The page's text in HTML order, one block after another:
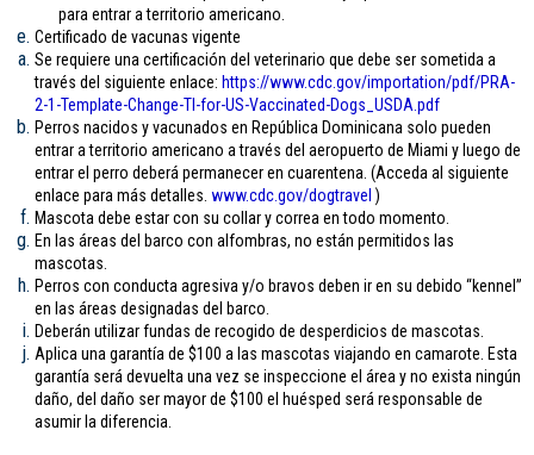
para entrar a territorio americano.
Certificado de vacunas vigente
Se requiere una certificación del veterinario que debe ser sometida a
través del siguiente enlace: https://www.cdc.gov/importation/pdf/PRA-
2-1-Template-Change-TI-for-US-Vaccinated-Dogs_USDA.pdf
Perros nacidos y vacunados en República Dominicana solo pueden
entrar a territorio americano a través del aeropuerto de Miami y luego de
entrar el perro deberá permanecer en cuarentena. (Acceda al siguiente
enlace para más detalles. www.cdc.gov/dogtravel )
Mascota debe estar con su collar y correa en todo momento.
En las áreas del barco con alfombras, no están permitidos las
mascotas.
Perros con conducta agresiva y/o bravos deben ir en su debido “kennel”
en las áreas designadas del barco.
Deberán utilizar fundas de recogido de desperdicios de mascotas.
Aplica una garantía de $100 a las mascotas viajando en camarote. Esta
garantía será devuelta una vez se inspeccione el área y no exista ningún
daño, del daño ser mayor de $100 el huésped será responsable de
asumir la diferencia.